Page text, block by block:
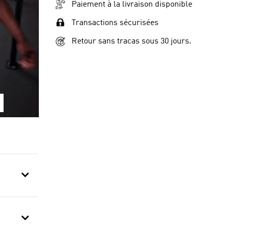
Paiement à la livraison disponible
Transactions sécurisées
Retour sans tracas sous 30 jours.